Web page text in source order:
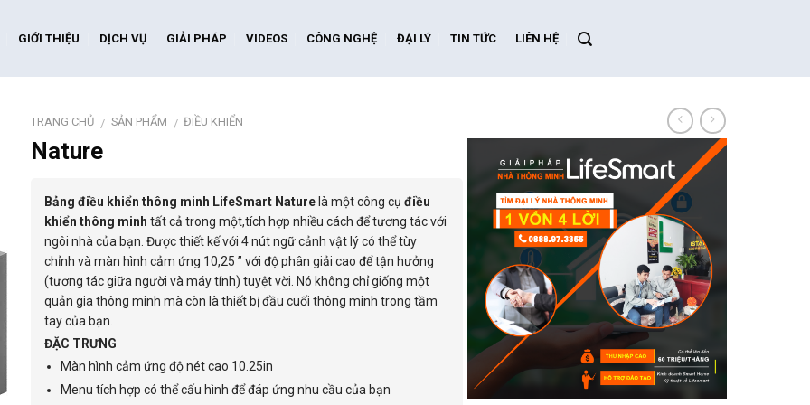
GIỚI THIỆU DỊCH VỤ GIẢI PHÁP VIDEOS CÔNG NGHỆ ĐẠI LÝ TIN TỨC LIÊN HỆ
TRANG CHỦ / SẢN PHẨM / ĐIỀU KHIỂN
Nature
Bảng điều khiển thông minh LifeSmart Naturelà một công cụ điều
khiển thông minh tất cả trong một,tích hợp nhiều cách để tương tác với
ngôi nhà của bạn. Được thiết kế với 4 nút ngữ cảnh vật lý có thể tùy
chỉnh và màn hình cảm ứng 10,25 ” với độ phân giải cao để tận hưởng
(tương tác giữa người và máy tính) tuyệt vời. Nó không chỉ giống một
quản gia thông minh mà còn là thiết bị đầu cuối thông minh trong tầm
tay của bạn.
ĐẶC TRƯNG
Màn hình cảm ứng độ nét cao 10.25in
Menu tích hợp có thể cấu hình để đáp ứng nhu cầu của bạn